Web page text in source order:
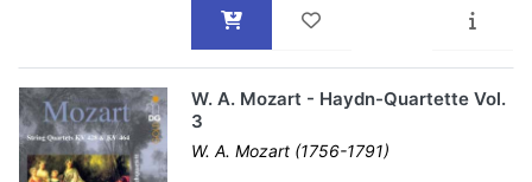
W. A. Mozart - Haydn-Quartette Vol.
3
W. A. Mozart (1756-1791)